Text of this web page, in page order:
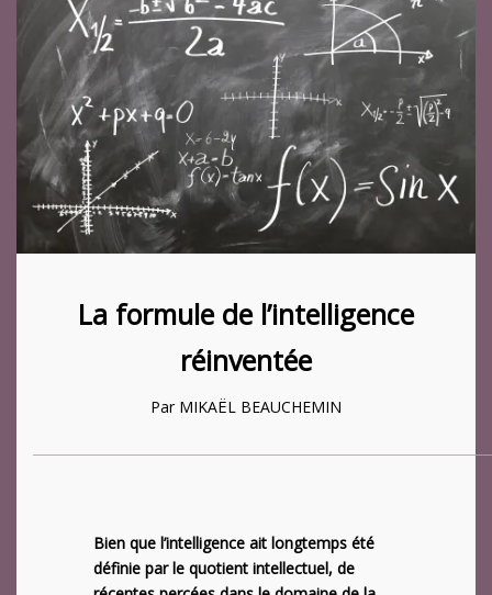
La formule de l’intelligence
réinventée
Par MIKAËL BEAUCHEMIN
Bien que l’intelligence ait longtemps été
définie par le quotient intellectuel, de